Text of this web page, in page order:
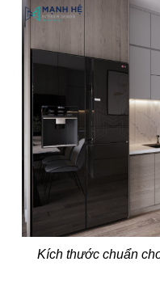
Kích thước chuẩn